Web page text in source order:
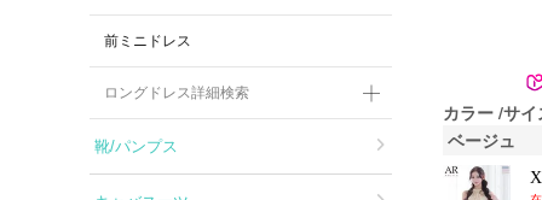
前ミニドレス
ロングドレス詳細検索
靴/パンプス
カラー サイ
ベージュ